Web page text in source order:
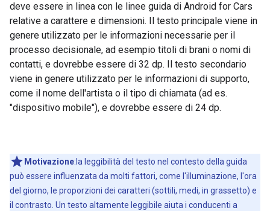
deve essere in linea con le linee guida di Android for Cars
relative a carattere e dimensioni. Il testo principale viene in
genere utilizzato per le informazioni necessarie per il
processo decisionale, ad esempio titoli di brani o nomi di
contatti, e dovrebbe essere di 32 dp. Il testo secondario
viene in genere utilizzato per le informazioni di supporto,
come il nome dell'artista o il tipo di chiamata (ad es.
"dispositivo mobile"), e dovrebbe essere di 24 dp.
Motivazione:la leggibilità del testo nel contesto della guida
può essere influenzata da molti fattori, come l'illuminazione, l'ora
del giorno, le proporzioni dei caratteri (sottili, medi, in grassetto) e
il contrasto. Un testo altamente leggibile aiuta i conducenti a